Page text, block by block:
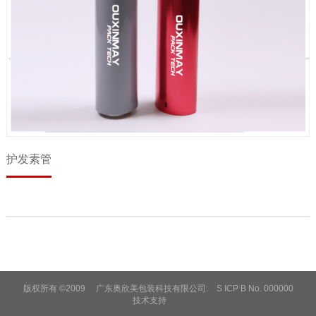
护发素管
版权所有 ©2009 广东奥欣美包装科技有限公司. S ICP B No. 000000
技术支持